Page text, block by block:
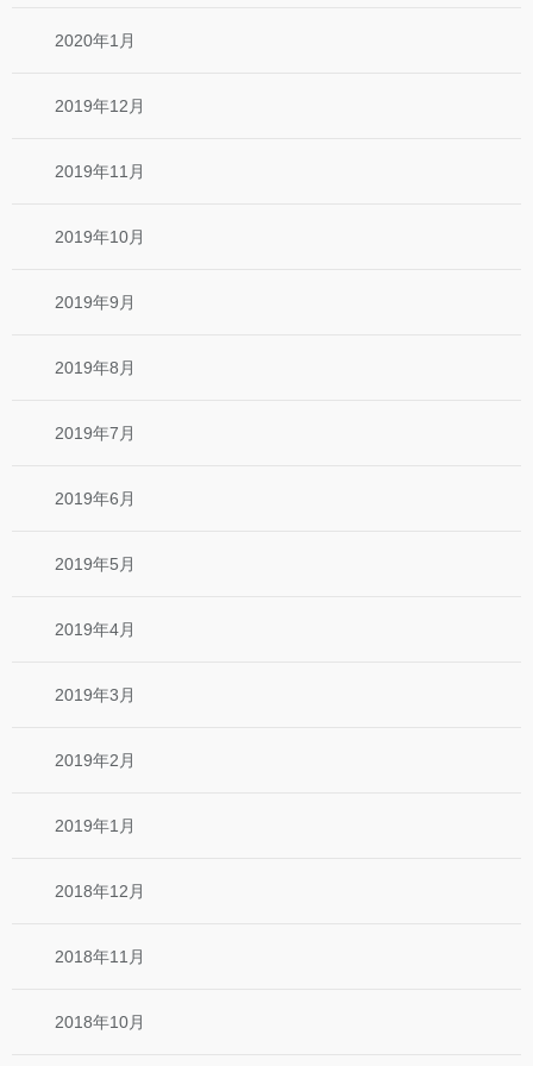
2020年1月
2019年12月
2019年11月
2019年10月
2019年9月
2019年8月
2019年7月
2019年6月
2019年5月
2019年4月
2019年3月
2019年2月
2019年1月
2018年12月
2018年11月
2018年10月